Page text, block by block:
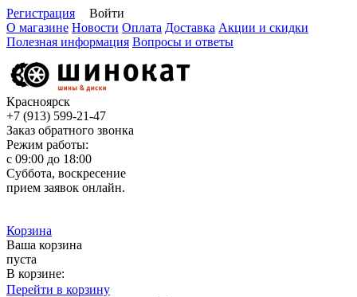
Регистрация
Войти
О магазине Новости Оплата Доставка Акции и скидки
Полезная информация Вопросы и ответы
Красноярск
+7 (913) 599-21-47
Заказ обратного звонка
Режим работы:
с 09:00 до 18:00
Суббота, воскресение
прием заявок онлайн.
Корзина
Ваша корзина
пуста
В корзине:
Перейти в корзину